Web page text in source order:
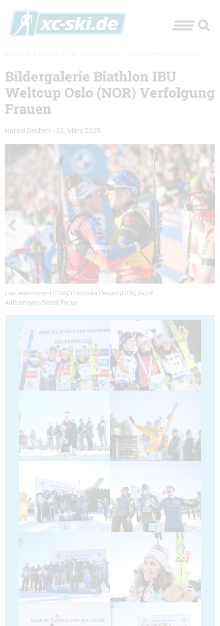
Bildergalerie Biathlon IBU
Weltcup Oslo (NOR) Verfolgung
Frauen
Harald Deubert - 22. März 2025
Lou Jeanmonnot (FRA), Franziska Preuss (GER), (l-r) ©
Authamayou/NordicFocus
1 2
3 4
5 6
7 8